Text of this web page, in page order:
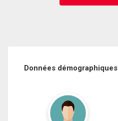
Données démographiques